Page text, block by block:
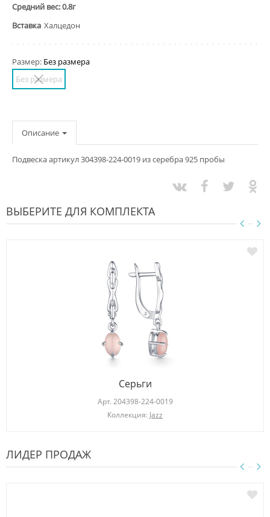
Средний вес: 0.8г
Вставка Халцедон
Размер: Без размера
Без размера
Описание
Подвеска артикул 304398-224-0019 из серебра 925 пробы
ВЫБЕРИТЕ ДЛЯ КОМПЛЕКТА
Серьги
Арт. 204398-224-0019
Коллекция: Jazz
ЛИДЕР ПРОДАЖ